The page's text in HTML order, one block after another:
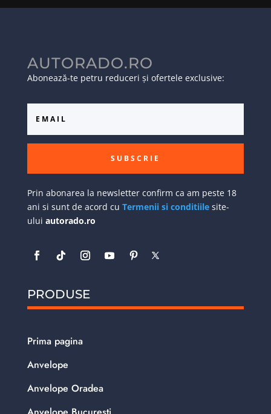
AUTORADO.RO
Abonează-te petru reduceri și ofertele exclusive:
SUBSCRIE
Prin abonarea la newsletter confirm ca am peste 18
ani si sunt de acord cu Termenii si conditiilesite-
ului autorado.ro
PRODUSE
Prima pagina
Anvelope
Anvelope Oradea